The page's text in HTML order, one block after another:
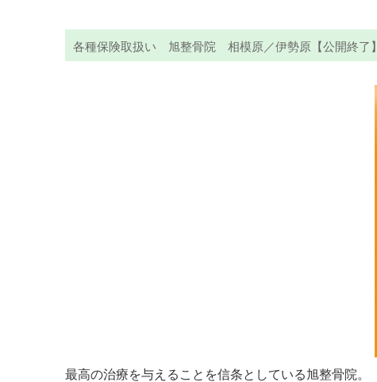
各種保険取扱い 旭整骨院 相模原／伊勢原【公開終了】
最高の治療を与えることを信条としている旭整骨院。